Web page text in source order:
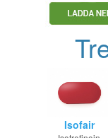
Isofair